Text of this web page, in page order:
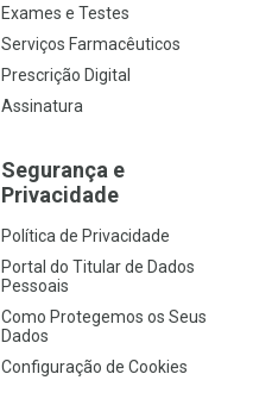
Exames e Testes
Serviços Farmacêuticos
Prescrição Digital
Assinatura
Segurança e
Privacidade
Política de Privacidade
Portal do Titular de Dados
Pessoais
Como Protegemos os Seus
Dados
Configuração de Cookies